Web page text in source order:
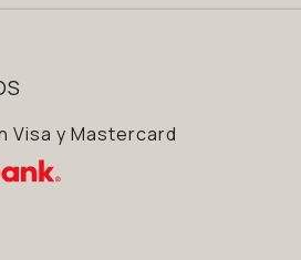
Visa y Mastercard